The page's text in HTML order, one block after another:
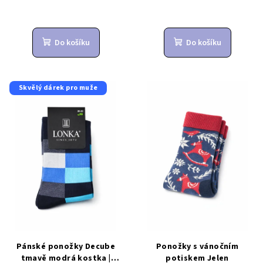
Do košíku Do košíku
Skvělý dárek pro muže
Pánské ponožky Decube
tmavě modrá kostka |
Ponožky s vánočním
potiskem Jelen